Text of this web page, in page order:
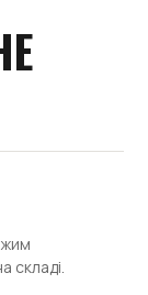
складі.